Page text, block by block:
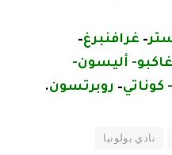
– غرافنبرغ–
غاكبو- أليسون-
كوناتي– روبرتسون.
نادي بولونيا